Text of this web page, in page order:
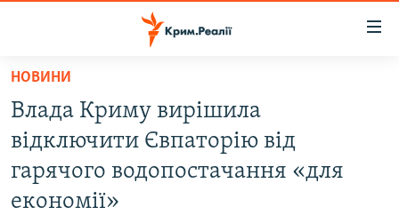
Перейти
основного
матеріалу
до
основної
ВОДА.КРИМ
НОВИНИ
Влада Криму вирішила
відключити Євпаторію від
гарячого водопостачання «для
економії»